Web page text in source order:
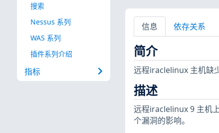
搜索
Nessus 系列
WAS 系列
插件系列介绍
指标
信息 依存关系
简介
远程iraclelinux 主机缺
描述
远程iraclelinux 9 主机
个漏洞的影响。